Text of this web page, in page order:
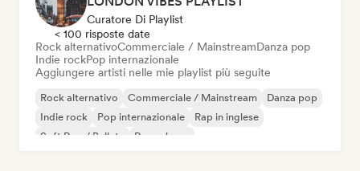
Curatore Di Playlist
< 100 risposte date
Rock alternativoCommerciale / MainstreamDanza pop
Indie rockPop internazionale
Aggiungere artisti nelle mie playlist più seguite
Rock alternativo Commerciale / Mainstream
Danza pop
Indie rock
Pop internazionale
Rap in inglese
Soft Pop / Ballata
Pop urbano